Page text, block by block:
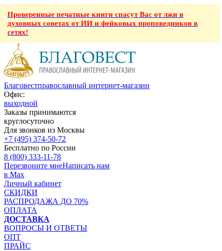
Проверенные печатные книги спасут Вас от лжи в
духовных советах от ИИ и фейковых проповедников в
сетях!
Благовестправославный интернет-магазин
Офис:
выходной
Заказы принимаются
круглосуточно
Для звонков из Москвы
+7 (495) 374-50-72
Бесплатно по России
8 (800) 333-11-78
Перезвоните мнеНаписать нам
в Max
Личный кабинет
СКИДКИ
РАСПРОДАЖА ДО 70%
ОПЛАТА
ДОСТАВКА
ВОПРОСЫ И ОТВЕТЫ
ОПТ
ПРАЙС